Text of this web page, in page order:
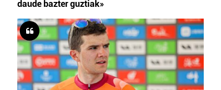
daude bazter guztiak»